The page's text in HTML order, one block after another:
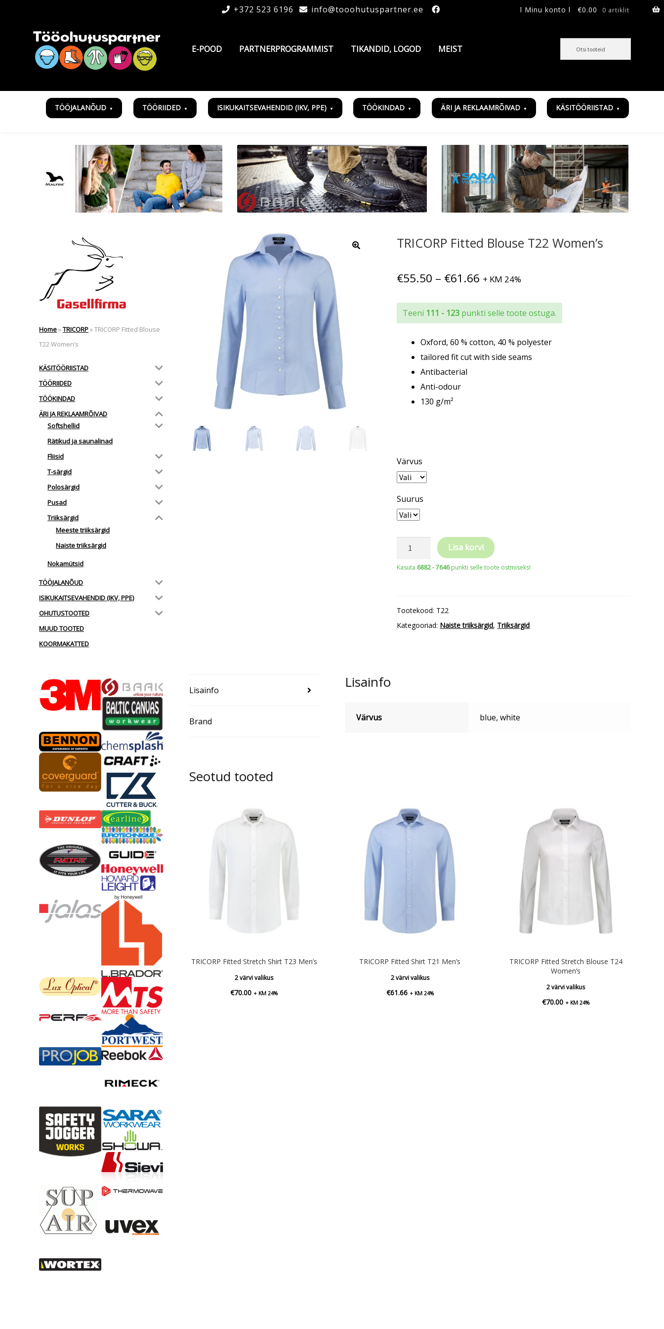
€0.00 0 artiklit
+372 523 6196 info@tooohutuspartner.ee l Minu konto l
E-POOD PARTNERPROGRAMMIST TIKANDID, LOGOD MEIST
TÖÖJALANÕUD TÖÖRIIDED ISIKUKAITSEVAHENDID (IKV, PPE) TÖÖKINDAD ÄRI JA REKLAAMRÕIVAD KÄSITÖÖRIISTAD
TRICORP Fitted Blouse T22 Women’s
€55.50 – €61.66 Hinnavahemik:
kuni
€61.66
+ KM 24%
Teeni 111 - 123 punkti selle toote ostuga.
Oxford, 60 % cotton, 40 % polyester
tailored fit cut with side seams
Antibacterial
Anti-odour
130 g/m²
Värvus
Suurus
TRICORP
Lisa korvi
Kasuta 6882 - 7646punkti selle toote ostmiseks!
Tootekood: T22
Kategooriad: Naiste triiksärgid, Triiksärgid
Lisainfo
Brand
Lisainfo
Värvus blue, white
Seotud tooted
TRICORP Fitted Stretch Shirt T23 Men’s
2 värvi valikus
€70.00 + KM 24%
TRICORP Fitted Shirt T21 Men’s
2 värvi valikus
€61.66 + KM 24%
TRICORP Fitted Stretch Blouse T24
Women’s
2 värvi valikus
€70.00 + KM 24%
Home»TRICORP»TRICORP Fitted Blouse
T22 Women’s
KÄSITÖÖRIISTAD
TÖÖRIIDED
TÖÖKINDAD
ÄRI JA REKLAAMRÕIVAD
Softshellid
Rätikud ja saunalinad
Fliisid
T-särgid
Polosärgid
Pusad
Triiksärgid
Meeste triiksärgid
Naiste triiksärgid
Nokamütsid
TÖÖJALANÕUD
ISIKUKAITSEVAHENDID (IKV, PPE)
OHUTUSTOOTED
MUUD TOOTED
KOORMAKATTED